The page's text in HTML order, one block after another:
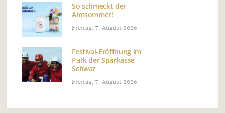
So schmeckt der
Almsommer!
Freitag, 7. August 2026
Festival-Eröffnung im
Park der Sparkasse
Schwaz
Freitag, 7. August 2026